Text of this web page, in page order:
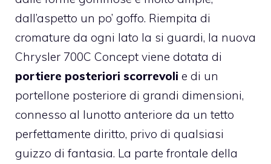
dall’aspetto un po’ goffo. Riempita di
cromature da ogni lato la si guardi, la nuova
Chrysler 700C Concept viene dotata di
portiere posteriori scorrevoli e di un
portellone posteriore di grandi dimensioni,
connesso al lunotto anteriore da un tetto
perfettamente diritto, privo di qualsiasi
guizzo di fantasia. La parte frontale della